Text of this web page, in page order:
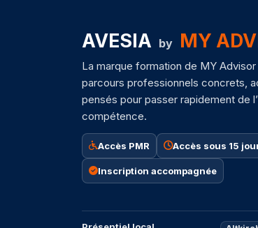
AVESIA by MY
La marque formation de MY Advisor
parcours professionnels concrets,
pensés pour passer rapidement de
compétence.
Accès PMR Accès sous 15
Inscription accompagnée